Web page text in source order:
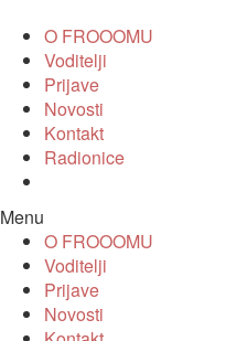
O FROOOMU
Voditelji
Prijave
Novosti
Kontakt
Radionice
Menu
O FROOOMU
Voditelji
Prijave
Novosti